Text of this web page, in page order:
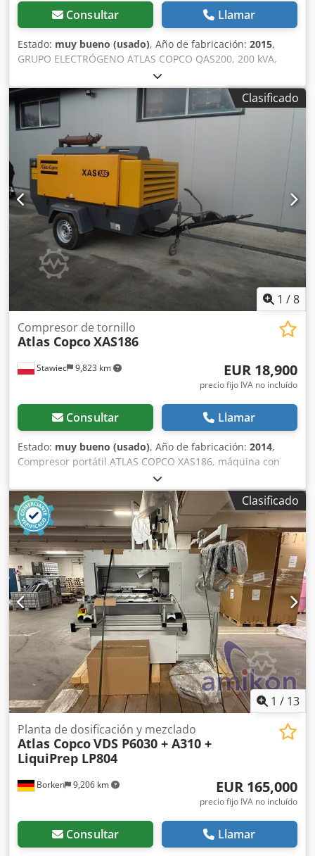
Consultar Llamar
Estado: muy bueno (usado), Año de fabricación: 2015,
GRUPO ELECTRÓGENO ATLAS COPCO QAS200, 200 kVA,
fabricado en 2015, revisado. Datos técnicos: Potencia: 200
kVA (160 kW); Año de fabricación: 2015; Motor: VOLVO
PENTA; Horas de funcionamiento: 3705 horas. Credezp H T
Hopfx Al Tef El grupo electrógeno está en perfecto estado
de funcionamiento. Precio neto: 105.000 PLN Precio bruto:
129.150 PLN Enlace al vídeo a continuación.
Clasificado
1 /8
Stawiec 9,823 km
Compresor de tornillo
Atlas CopcoXAS186
EUR 18,900
precio fijo IVA no incluído
Consultar Llamar
Estado: muy bueno (usado), Año de fabricación: 2014,
Compresor portátil ATLAS COPCO XAS186, máquina con
enfriador final tras servicio completo. Datos técnicos:
capacidad: 11,10 m3/min; presión de trabajo: 7 bar; año de
fabricación: 2014 motor DEUTZ kilometraje compresor
totalmente funcional, listo para trabajar, con garantía
Cjdpfx Aljyfnwgj Terf precio neto: 79.500 PLN precio bruto:
97.785 PLN máquina importada en estado impecable
Enlaces de vídeo a continuación.
Clasificado
1 / 13
Borken 9,206 km
Planta de dosificación y mezclado
Atlas CopcoVDS P6030 + A310 +
LiquiPrep LP804
EUR 165,000
precio fijo IVA no incluído
Consultar Llamar